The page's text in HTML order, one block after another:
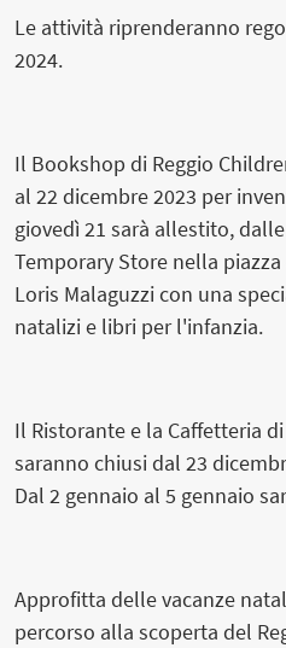
Le attività riprenderanno
2024.
Il Bookshop di Reggio
al 22 dicembre 2023 per
giovedì 21 sarà allestito,
Temporary Store nella
Loris Malaguzzi con una
natalizi e libri per l'infanzia.
Il Ristorante e la Caffetteria
saranno chiusi dal 23
Dal 2 gennaio al 5 gennaio
Approfitta delle vacanze
percorso alla scoperta del